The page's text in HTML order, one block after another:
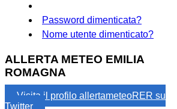
Password dimenticata?
Nome utente dimenticato?
ALLERTA METEO EMILIA
ROMAGNA
Visita il profilo allertameteoRER su
Twitter